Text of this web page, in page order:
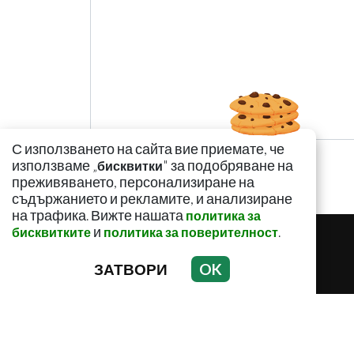
С използването на сайта вие приемате, че
използваме „бисквитки" за подобряване на
преживяването, персонализиране на
съдържанието и рекламите, и анализиране
на трафика. Вижте нашата политика за
бисквитките и политика за поверителност.
ЗАТВОРИ OK